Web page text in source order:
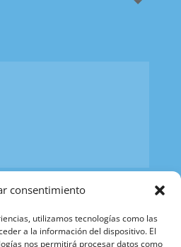
consentimiento
utilizamos tecnologías como las
a la información del dispositivo. El
nos permitirá procesar datos como
ENVIAR
CONSULTA